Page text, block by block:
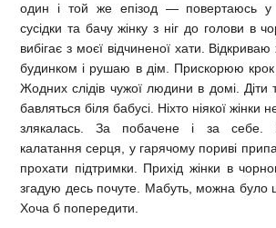
один і той же епізод — повертаюсь у
сусідки та бачу жінку з ніг до голови в
вибігає з моєї відчиненої хати.
будинком і рушаю в дім. Прискорюю крок
Жодних слідів чужої людини в домі. Діти
бавляться біля бабусі. Ніхто ніякої
злякалась. За побачене і за себе.
калатання серця, у гарячому пориві
прохати підтримки. Прихід жінки в
згадую десь почуте. Мабуть, можна було
Хоча б попередити.